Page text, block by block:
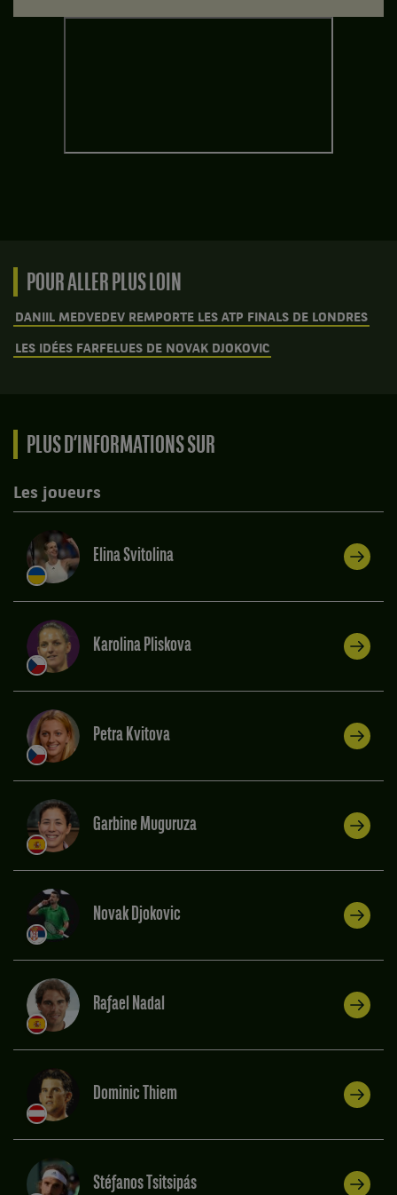
POUR ALLER PLUS LOIN
DANIIL MEDVEDEV REMPORTE LES ATP FINALS DE LONDRES
LES IDÉES FARFELUES DE NOVAK DJOKOVIC
PLUS D’INFORMATIONS SUR
Les joueurs
Elina Svitolina
Karolina Pliskova
Petra Kvitova
Garbine Muguruza
Novak Djokovic
Rafael Nadal
Dominic Thiem
Stéfanos Tsitsipás